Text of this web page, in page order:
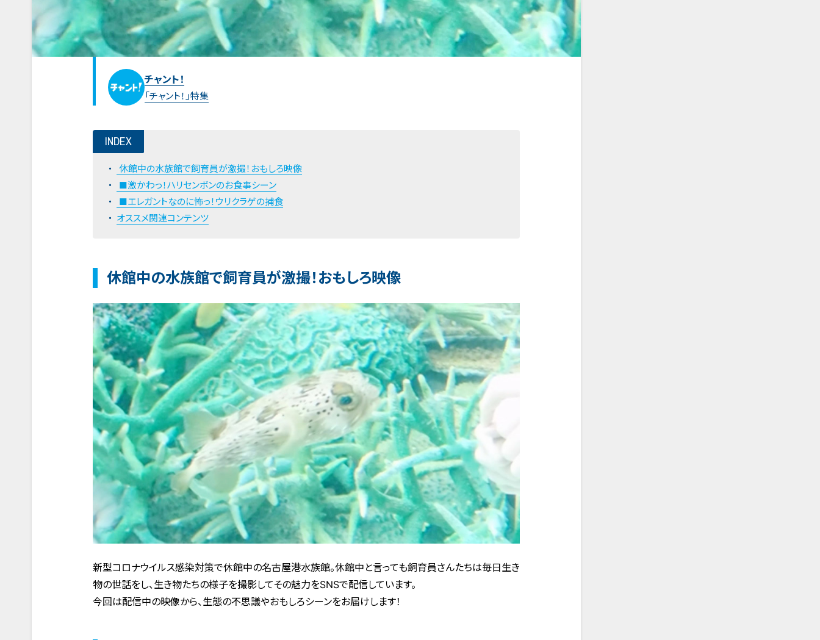
チャント！
「チャント！」特集
INDEX
休館中の水族館で飼育員が激撮！おもしろ映像
■激かわっ！ハリセンボンのお食事シーン
■エレガントなのに怖っ！ウリクラゲの捕食
オススメ関連コンテンツ
休館中の水族館で飼育員が激撮！おもしろ映像
新型コロナウイルス感染対策で休館中の名古屋港水族館。休館中と言っても飼育員さんたちは毎日生き
物の世話をし、生き物たちの様子を撮影してその魅力をSNSで配信しています。
今回は配信中の映像から、生態の不思議やおもしろシーンをお届けします！